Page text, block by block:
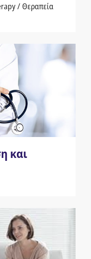
/ Θεραπεία
και